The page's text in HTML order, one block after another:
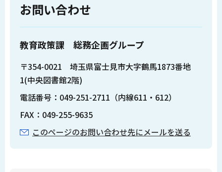
お問い合わせ
教育政策課 総務企画グループ
〒354-0021 埼玉県富士見市大字鶴馬1873番地
1(中央図書館2階)
電話番号：049-251-2711（内線611・612）
FAX：049-255-9635
このページのお問い合わせ先にメールを送る